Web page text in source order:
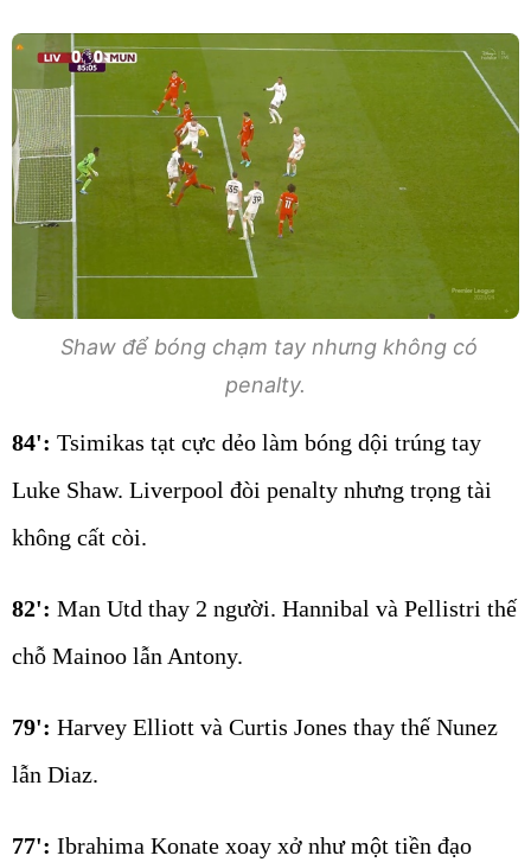
Shaw để bóng chạm tay nhưng không có
penalty.
84': Tsimikas tạt cực dẻo làm bóng dội trúng tay
Luke Shaw. Liverpool đòi penalty nhưng trọng tài
không cất còi.
82': Man Utd thay 2 người. Hannibal và Pellistri thế
chỗ Mainoo lẫn Antony.
79': Harvey Elliott và Curtis Jones thay thế Nunez
lẫn Diaz.
77': Ibrahima Konate xoay xở như một tiền đạo